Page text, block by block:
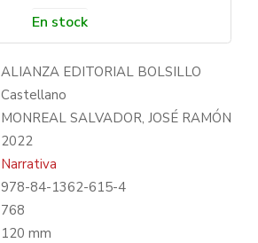
En stock
ALIANZA EDITORIAL BOLSILLO
Castellano
MONREAL SALVADOR, JOSÉ RAMÓN
2022
Narrativa
978-84-1362-615-4
768
120 mm